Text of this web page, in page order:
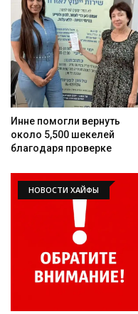
Инне помогли вернуть
около 5,500 шекелей
благодаря проверке
НОВОСТИ ХАЙФЫ